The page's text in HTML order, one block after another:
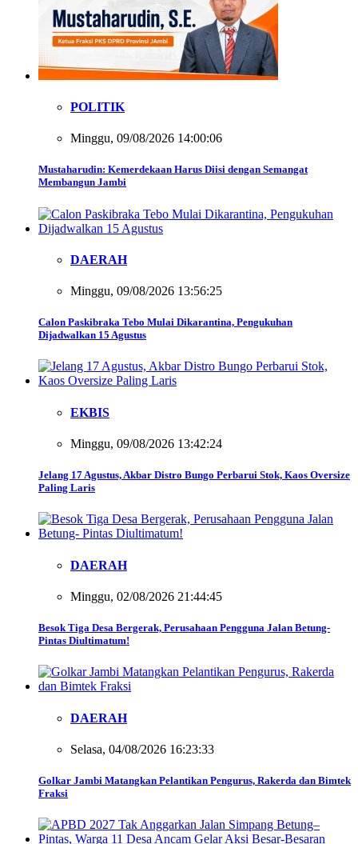
POLITIK
Minggu, 09/08/2026 14:00:06
Mustaharudin: Kemerdekaan Harus Diisi dengan Semangat
Membangun Jambi
DAERAH
Minggu, 09/08/2026 13:56:25
Calon Paskibraka Tebo Mulai Dikarantina, Pengukuhan
Dijadwalkan 15 Agustus
EKBIS
Minggu, 09/08/2026 13:42:24
Jelang 17 Agustus, Akbar Distro Bungo Perbarui Stok, Kaos Oversize
Paling Laris
DAERAH
Minggu, 02/08/2026 21:44:45
Besok Tiga Desa Bergerak, Perusahaan Pengguna Jalan Betung-
Pintas Diultimatum!
DAERAH
Selasa, 04/08/2026 16:23:33
Golkar Jambi Matangkan Pelantikan Pengurus, Rakerda dan Bimtek
Fraksi